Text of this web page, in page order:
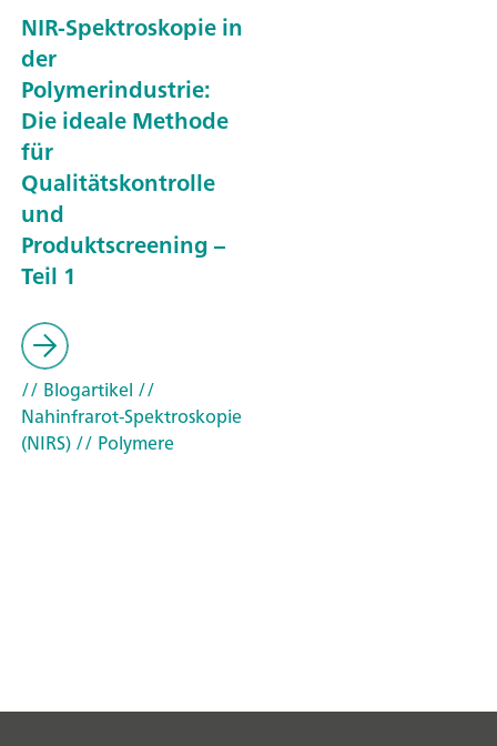
NIR-Spektroskopie in
der
Polymerindustrie:
Die ideale Methode
für
Qualitätskontrolle
und
Produktscreening –
Teil 1
// Blogartikel //
Nahinfrarot-Spektroskopie
(NIRS)// Polymere